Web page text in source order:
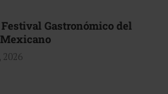
Gastronómico del
2026